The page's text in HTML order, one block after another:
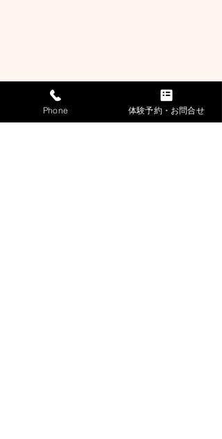
Phone 体験予約・お問合せ